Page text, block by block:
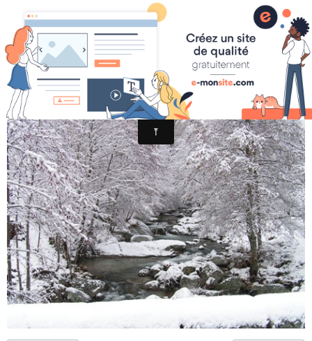
LE CROUZOULOUS EN HIVER